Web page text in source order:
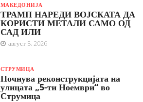
МАКЕДОНИЈА
ТРАМП НАРЕДИ ВОЈСКАТА ДА
КОРИСТИ МЕТАЛИ САМО ОД
САД ИЛИ
август 5, 2026
СТРУМИЦА
Почнува реконструкцијата на
улицата „5-ти Ноември“ во
Струмица